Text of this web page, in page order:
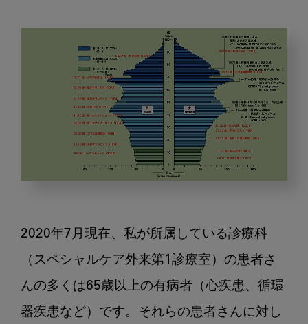
片
隅
で
の
2020年7月現在、私が所属している診療科
（スペシャルケア外来第1診療室）の患者さ
んの多くは65歳以上の有病者（心疾患、循環
器疾患など）です。それらの患者さんに対し